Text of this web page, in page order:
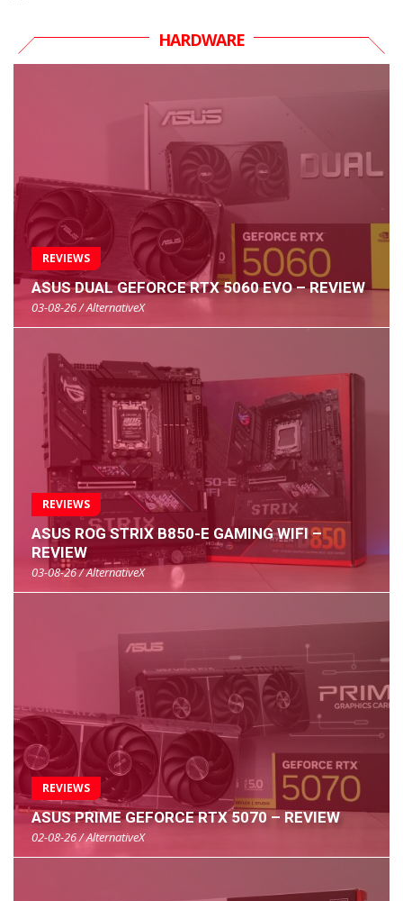
HARDWARE
REVIEWS
ASUS DUAL GEFORCE RTX 5060 EVO – REVIEW
03-08-26 / AlternativeX
REVIEWS
ASUS ROG STRIX B850-E GAMING WIFI –
REVIEW
03-08-26 / AlternativeX
REVIEWS
ASUS PRIME GEFORCE RTX 5070 – REVIEW
02-08-26 / AlternativeX